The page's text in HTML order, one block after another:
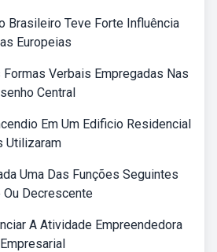
Brasileiro Teve Forte Influência
Europeias
Verbais Empregadas Nas
Central
Em Um Edificio Residencial
Utilizaram
Uma Das Funções Seguintes
Ou Decrescente
A Atividade Empreendedora